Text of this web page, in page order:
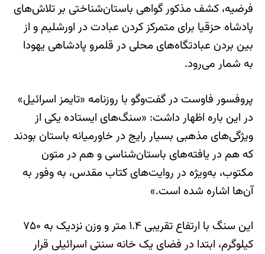
فرضیه، کشف مذکور گواهی باستان‌شناختی بر تلاش‌های
پادشاه حزقیا برای متمرکز کردن عبادت در اورشلیم و از
بین بردن عبادتگاه‌های محلی در قلمرو پادشاهی یهودا
به شمار می‌رود.
پروفسور فاوست در گفت‌وگو با روزنامه «تایمز اسرائیل»
در این باره اظهار داشت: «سنگ‌های ایستاده یکی از
ویژگی‌های مذهبی بسیار رایج در خاورمیانه باستان بودند
که هم در یافته‌های باستان‌شناسی و هم در متون
مکتوب، به‌ویژه در روایت‌های کتاب مقدس، به وفور به
آن‌ها اشاره شده است.»
این سنگ با ارتفاع تقریبی ۱.۴ متر و وزن نزدیک به ۷۵۰
کیلوگرم، ابتدا در فضای یک خانه سنتی اسرائیلی قرار